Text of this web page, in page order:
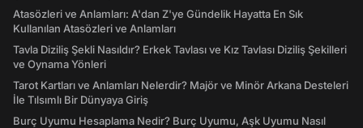
Atasözleri ve Anlamları: A'dan Z'ye Gündelik Hayatta En Sık
Kullanılan Atasözleri ve Anlamları
Tavla Diziliş Şekli Nasıldır? Erkek Tavlası ve Kız Tavlası Diziliş Şekilleri
ve Oynama Yönleri
Tarot Kartları ve Anlamları Nelerdir? Majör ve Minör Arkana Desteleri
İle Tılsımlı Bir Dünyaya Giriş
Burç Uyumu Hesaplama Nedir? Burç Uyumu, Aşk Uyumu Nasıl